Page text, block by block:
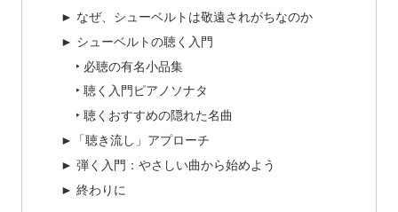
► なぜ、シューベルトは敬遠されがちなのか
► シューベルトの聴く入門
‣ 必聴の有名小品集
‣ 聴く入門ピアノソナタ
‣ 聴くおすすめの隠れた名曲
►「聴き流し」アプローチ
► 弾く入門：やさしい曲から始めよう
► 終わりに